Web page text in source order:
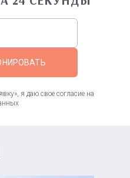
я даю свое согласие на